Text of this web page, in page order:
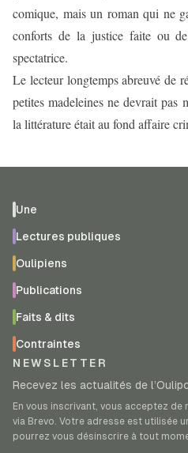
comique, mais un roman qui ne
conforts de la justice faite ou
spectatrice.
Le lecteur longtemps abreuvé de
petites madeleines ne devrait pas
la littérature était au fond affaire
Une
Lectures publiques
Oulipiens
Publications
Faits & dits
Contraintes
NEWSLETTER
Recevez les actualités de
En vous inscrivant, vous acceptez
via Brevo. Votre adresse est utilisée
pourrez vous désinscrire à tout